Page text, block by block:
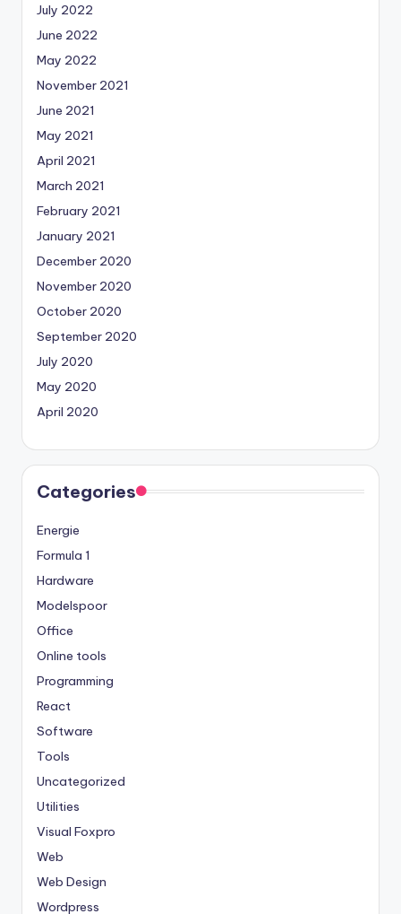
July 2022
June 2022
May 2022
November 2021
June 2021
May 2021
April 2021
March 2021
February 2021
January 2021
December 2020
November 2020
October 2020
September 2020
July 2020
May 2020
April 2020
Categories
Energie
Formula 1
Hardware
Modelspoor
Office
Online tools
Programming
React
Software
Tools
Uncategorized
Utilities
Visual Foxpro
Web
Web Design
Wordpress